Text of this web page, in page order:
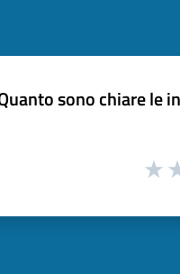
sono chiare le